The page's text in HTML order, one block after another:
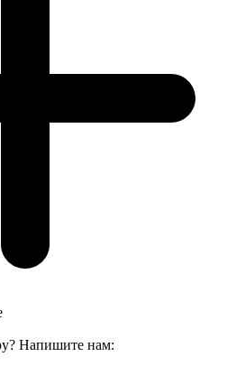
Напишите нам: